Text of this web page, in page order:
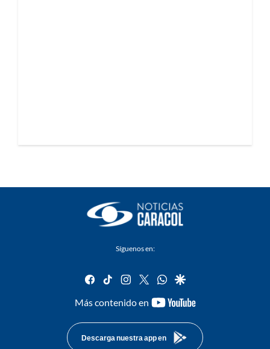
Síguenos en:
facebook
tiktok instagram
twitterwhatsapp
google
Más contenido en
youtube-
Descarga nuestra app en